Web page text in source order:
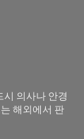
의사나 안경
해외에서 판